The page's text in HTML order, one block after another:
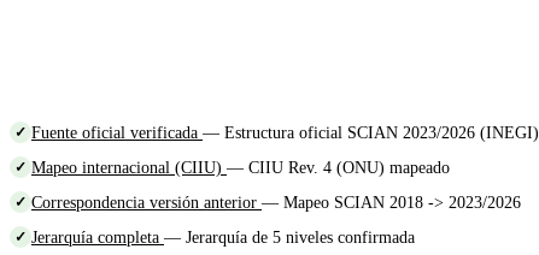
✓ Fuente oficial verificada — Estructura oficial SCIAN 2023/2026 (INEGI)
✓ Mapeo internacional (CIIU) — CIIU Rev. 4 (ONU) mapeado
✓ Correspondencia versión anterior — Mapeo SCIAN 2018 -> 2023/2026
✓ Jerarquía completa — Jerarquía de 5 niveles confirmada